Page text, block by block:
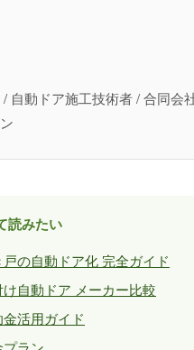
自動ドア施工技術者 / 合同会
読みたい
戸の自動ドア化 完全ガイド
自動ドア メーカー比較
活用ガイド